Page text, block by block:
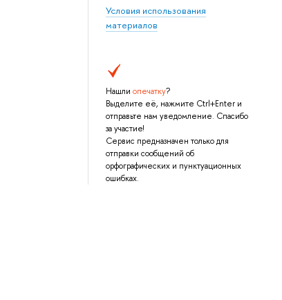
Условия использования
материалов
Нашли опечатку?
Выделите её, нажмите Ctrl+Enter и
отправьте нам уведомление. Спасибо
за участие!
Сервис предназначен только для
отправки сообщений об
орфографических и пунктуационных
ошибках.